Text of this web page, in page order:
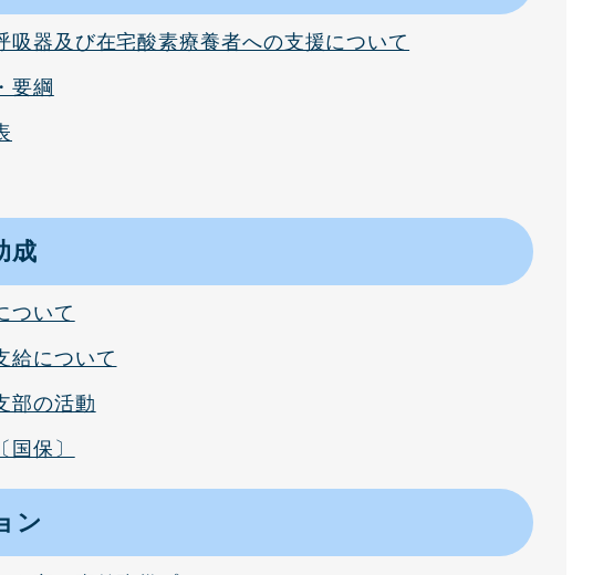
吸器及び在宅酸素療養者への支援について
要綱
成
ついて
給について
部の活動
保〕
ン